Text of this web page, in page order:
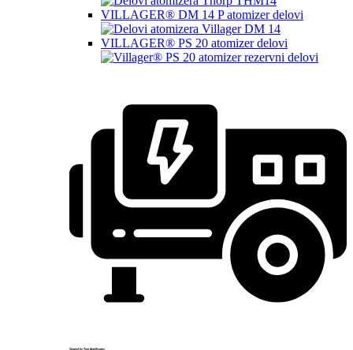
VILLAGER® DM 14 P atomizer delovi
VILLAGER® PS 20 atomizer delovi
Created by Yogi Aprelliyanto